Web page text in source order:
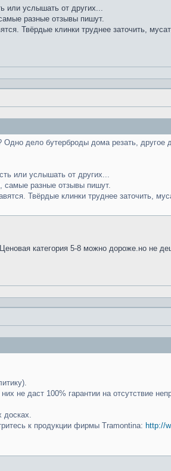
или услышать от других...
разные отзывы пишут.
Твёрдые клинки труднее заточить,
дело бутерброды дома резать, другое
или услышать от других...
самые разные отзывы пишут.
Твёрдые клинки труднее заточить,
категория 5-8 можно дороже.но не
не даст 100% гарантии на отсутствие
досках.
к продукции фирмы Tramontina: http://